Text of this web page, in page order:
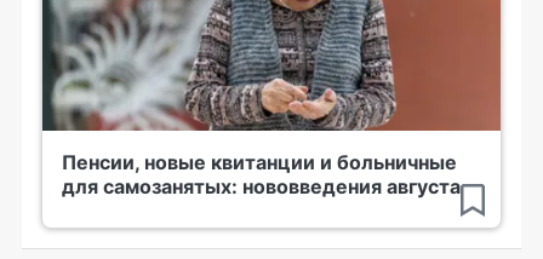
Пенсии, новые квитанции и больничные
для самозанятых: нововведения августа